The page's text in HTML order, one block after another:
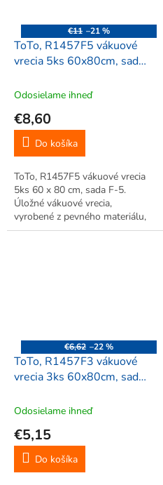
€11 –21 %
ToTo, R1457F5 vákuové
vrecia 5ks 60x80cm, sada
Odosielame ihneď
€8,60
Do košíka
ToTo, R1457F5 vákuové vrecia
5ks 60 x 80 cm, sada F-5.
Úložné vákuové vrecia,
vyrobené z pevného materiálu,
úspora až 75% miesta. Veľká
€6,62 –22 %
ToTo, R1457F3 vákuové
vrecia 3ks 60x80cm, sada
Odosielame ihneď
€5,15
Do košíka